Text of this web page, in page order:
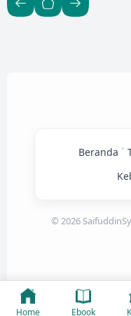
gula
s
n
tak
bi
Isla
atan
ini
juga
Beranda •
© 2026
Copyright ©
Home Ebook